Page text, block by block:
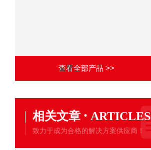
查看全部产品 >>
相关文章 · ARTICLES
致力于成为合格的解决方案供应商！